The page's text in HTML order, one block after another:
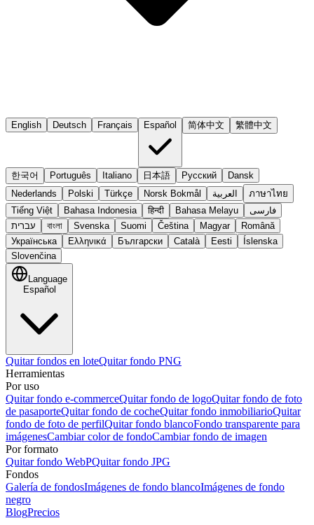
English Deutsch Français Español 简体中文 繁體中文
한국어 Português Italiano 日本語 Русский
Dansk
Nederlands
Polski Türkçe Norsk Bokmål العربية
ภาษาไทย
Tiếng Việt
Bahasa Indonesia हिन्दी Bahasa Melayu
فارسی
עברית
বাংলা Svenska Suomi Čeština Magyar
Română
Українська
Ελληνικά Български Català Eesti
Íslenska
Slovenčina
Language
Español
Quitar fondos en loteQuitar fondo PNG
Herramientas
Por uso
Quitar fondo e-commerceQuitar fondo de logoQuitar fondo de foto
de pasaporteQuitar fondo de cocheQuitar fondo inmobiliarioQuitar
fondo de foto de perfilQuitar fondo blancoFondo transparente para
imágenesCambiar color de fondoCambiar fondo de imagen
Por formato
Quitar fondo WebPQuitar fondo JPG
Fondos
Galería de fondosImágenes de fondo blancoImágenes de fondo
negro
BlogPrecios